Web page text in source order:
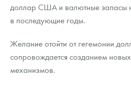
доллар США и валютные запасы
в последующие годы.
Желание отойти от гегемонии
сопровождается созданием
механизмов.